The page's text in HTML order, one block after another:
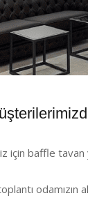
için baffle tavan
odamızın